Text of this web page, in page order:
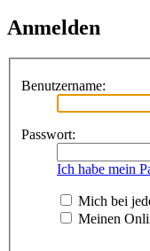
Anmelden
Benutzername:
Passwort:
Ich habe mein
Mich bei
Meinen